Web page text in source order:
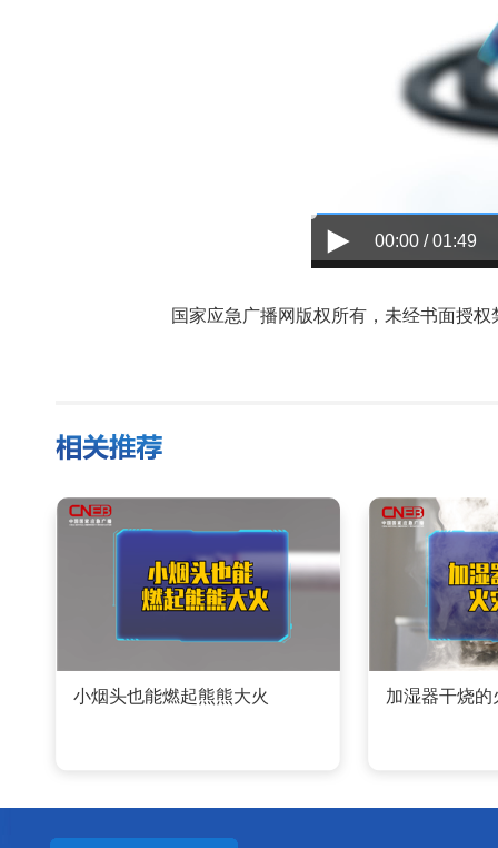
00:00 / 01:49
国家应急广播网版权所有，未经书面授权
小烟头也能燃起熊熊大火 加湿器干烧